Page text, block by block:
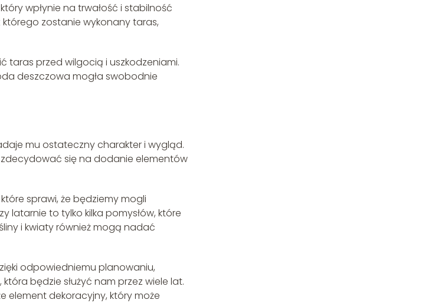
wpłynie na trwałość i stabilność
którego zostanie wykonany taras,
przed wilgocią i uszkodzeniami.
deszczowa mogła swobodnie
mu ostateczny charakter i wygląd.
się na dodanie elementów
sprawi, że będziemy mogli
latarnie to tylko kilka pomysłów, które
i kwiaty również mogą nadać
odpowiedniemu planowaniu,
będzie służyć nam przez wiele lat.
element dekoracyjny, który może